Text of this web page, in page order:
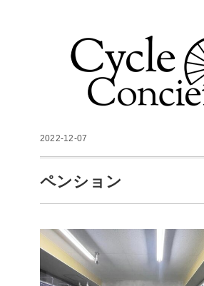
2022-12-07
ペンション